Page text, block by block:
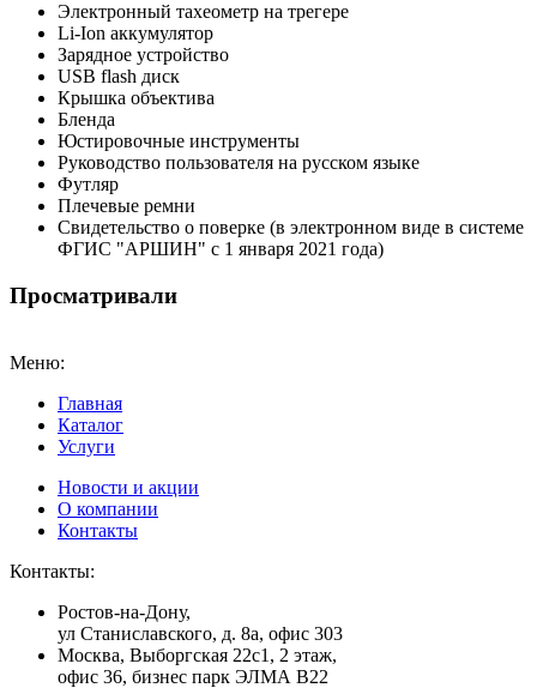
Электронный тахеометр на трегере
Li-Ion аккумулятор
Зарядное устройство
USB flash диск
Крышка объектива
Бленда
Юстировочные инструменты
Руководство пользователя на русском языке
Футляр
Плечевые ремни
Свидетельство о поверке (в электронном виде в системе
ФГИС "АРШИН" с 1 января 2021 года)
Просматривали
Меню:
Главная
Каталог
Услуги
Новости и акции
О компании
Контакты
Контакты:
Ростов-на-Дону,
ул Станиславского, д. 8а, офис 303
Москва, Выборгская 22с1, 2 этаж,
офис 36, бизнес парк ЭЛМА В22